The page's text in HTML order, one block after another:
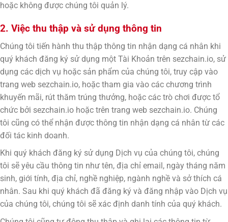
hoặc không được chúng tôi quản lý.
2. Việc thu thập và sử dụng thông tin
Chúng tôi tiến hành thu thập thông tin nhận dạng cá nhân khi
quý khách đăng ký sử dụng một Tài Khoản trên sezchain.io, sử
dụng các dịch vụ hoặc sản phẩm của chúng tôi, truy cập vào
trang web sezchain.io, hoặc tham gia vào các chương trình
khuyến mãi, rút thăm trúng thưởng, hoặc các trò chơi được tổ
chức bởi sezchain.io hoặc trên trang web sezchain.io. Chúng
tôi cũng có thể nhận được thông tin nhận dạng cá nhân từ các
đối tác kinh doanh.
Khi quý khách đăng ký sử dụng Dịch vụ của chúng tôi, chúng
tôi sẽ yêu cầu thông tin như tên, địa chỉ email, ngày tháng năm
sinh, giới tính, địa chỉ, nghề nghiệp, ngành nghề và sở thích cá
nhân. Sau khi quý khách đã đăng ký và đăng nhập vào Dịch vụ
của chúng tôi, chúng tôi sẽ xác định danh tính của quý khách.